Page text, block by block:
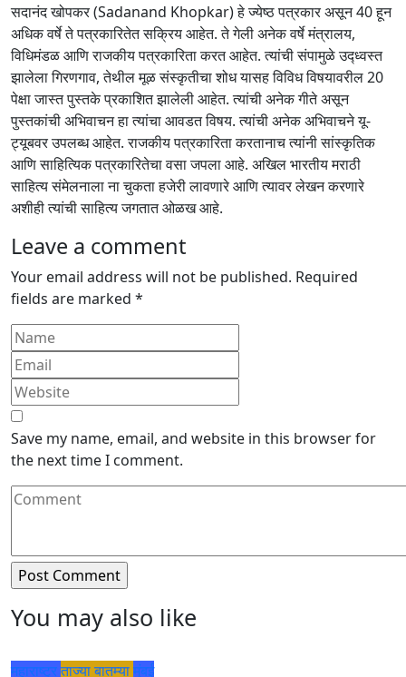
सदानंद खोपकर (Sadanand Khopkar) हे ज्येष्ठ पत्रकार असून 40 हून
अधिक वर्षे ते पत्रकारितेत सक्रिय आहेत. ते गेली अनेक वर्षे मंत्रालय,
विधिमंडळ आणि राजकीय पत्रकारिता करत आहेत. त्यांची संपामुळे उद्ध्वस्त
झालेला गिरणगाव, तेथील मूळ संस्कृतीचा शोध यासह विविध विषयावरील 20
पेक्षा जास्त पुस्तके प्रकाशित झालेली आहेत. त्यांची अनेक गीते असून
पुस्तकांची अभिवाचन हा त्यांचा आवडत विषय. त्यांची अनेक अभिवाचने यू-
ट्यूबवर उपलब्ध आहेत. राजकीय पत्रकारिता करतानाच त्यांनी सांस्कृतिक
आणि साहित्यिक पत्रकारितेचा वसा जपला आहे. अखिल भारतीय मराठी
साहित्य संमेलनाला ना चुकता हजेरी लावणारे आणि त्यावर लेखन करणारे
अशीही त्यांची साहित्य जगतात ओळख आहे.
Leave a comment
Your email address will not be published. Required
fields are marked *
Save my name, email, and website in this browser for
the next time I comment.
You may also like
महाराष्ट्रताज्या बातम्यामुंबई